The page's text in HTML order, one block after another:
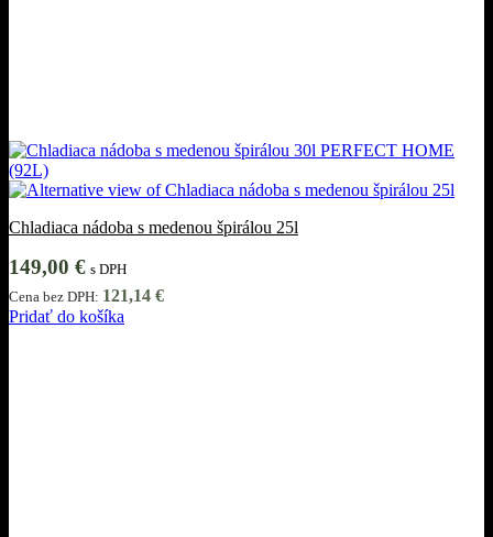
Chladiaca nádoba s medenou špirálou 25l
149,00 € s DPH
Cena bez DPH: 121,14 €
Pridať do košíka